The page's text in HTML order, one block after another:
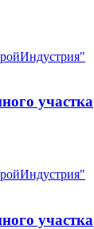
участка
участка